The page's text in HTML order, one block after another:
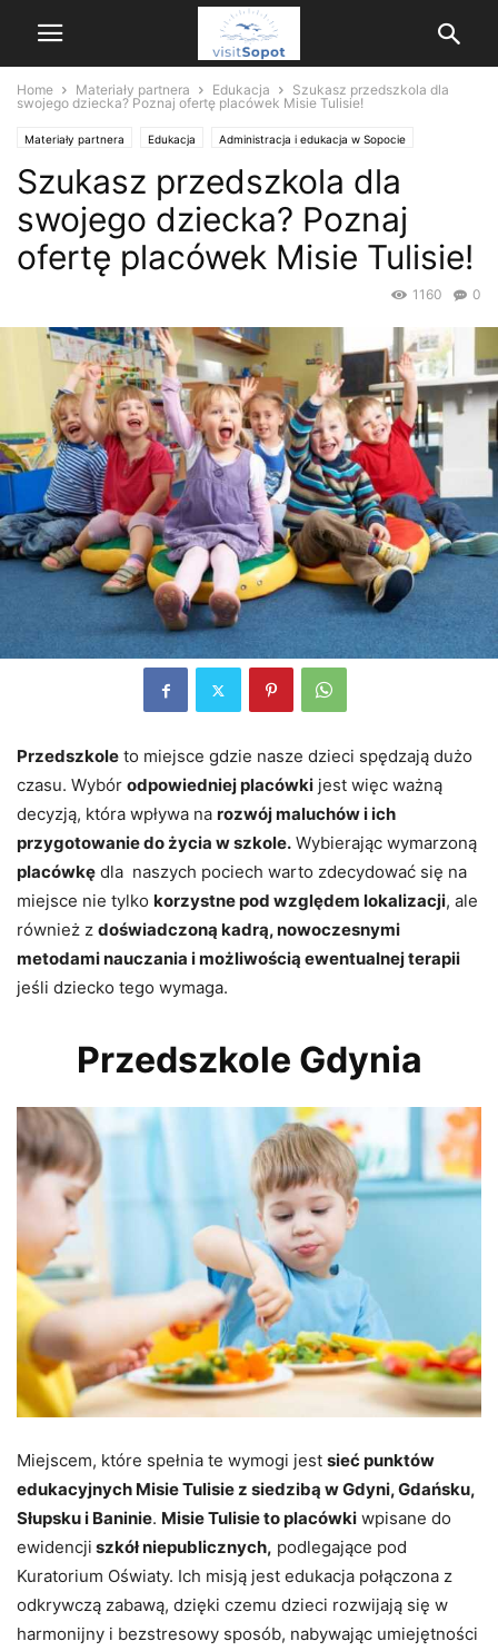
Home Materiały partnera Edukacja
Szukasz przedszkola dla
swojego dziecka? Poznaj ofertę placówek Misie Tulisie!
Materiały partnera Edukacja Administracja i edukacja w Sopocie
Szkolnictwo i edukacja
Szukasz przedszkola dla
swojego dziecka? Poznaj
ofertę placówek Misie Tulisie!
0
1160
Przedszkole to miejsce gdzie nasze dzieci spędzają dużo
czasu. Wybór odpowiedniej placówki jest więc ważną
decyzją, która wpływa na rozwój maluchów i ich
przygotowanie do życia w szkole. Wybierając wymarzoną
placówkę dla naszych pociech warto zdecydować się na
miejsce nie tylko korzystne pod względem lokalizacji, ale
również z doświadczoną kadrą, nowoczesnymi
metodami nauczania i możliwością ewentualnej terapii
jeśli dziecko tego wymaga.
Przedszkole Gdynia
Miejscem, które spełnia te wymogi jest sieć punktów
edukacyjnych Misie Tulisie z siedzibą w Gdyni, Gdańsku,
Słupsku i Baninie. Misie Tulisie to placówki wpisane do
ewidencji szkół niepublicznych, podlegające pod
Kuratorium Oświaty. Ich misją jest edukacja połączona z
odkrywczą zabawą, dzięki czemu dzieci rozwijają się w
harmonijny i bezstresowy sposób, nabywając umiejętności